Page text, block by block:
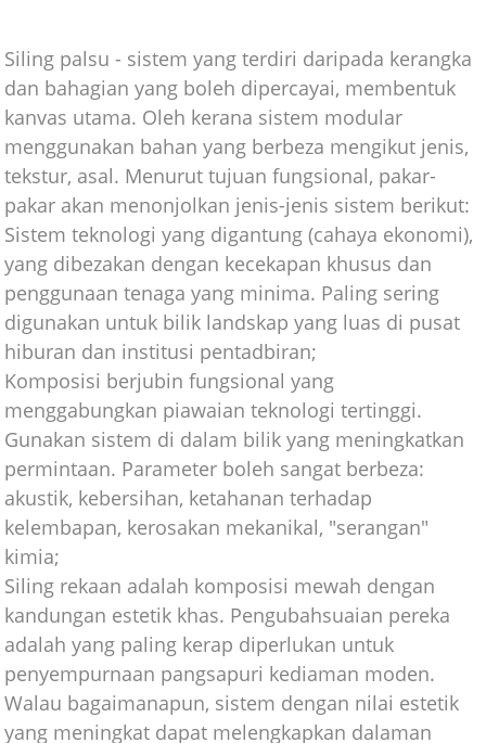
Siling palsu - sistem yang terdiri daripada kerangka
dan bahagian yang boleh dipercayai, membentuk
kanvas utama. Oleh kerana sistem modular
menggunakan bahan yang berbeza mengikut jenis,
tekstur, asal. Menurut tujuan fungsional, pakar-
pakar akan menonjolkan jenis-jenis sistem berikut:
Sistem teknologi yang digantung (cahaya ekonomi),
yang dibezakan dengan kecekapan khusus dan
penggunaan tenaga yang minima. Paling sering
digunakan untuk bilik landskap yang luas di pusat
hiburan dan institusi pentadbiran;
Komposisi berjubin fungsional yang
menggabungkan piawaian teknologi tertinggi.
Gunakan sistem di dalam bilik yang meningkatkan
permintaan. Parameter boleh sangat berbeza:
akustik, kebersihan, ketahanan terhadap
kelembapan, kerosakan mekanikal, "serangan"
kimia;
Siling rekaan adalah komposisi mewah dengan
kandungan estetik khas. Pengubahsuaian pereka
adalah yang paling kerap diperlukan untuk
penyempurnaan pangsapuri kediaman moden.
Walau bagaimanapun, sistem dengan nilai estetik
yang meningkat dapat melengkapkan dalaman